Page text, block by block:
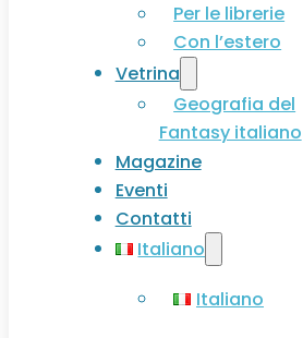
Per le librerie
Con l’estero
Vetrina
Geografia del
Fantasy italiano
Magazine
Eventi
Contatti
Italiano
Italiano